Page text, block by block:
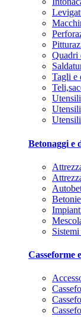
Quadri
Tagli e
Betonaggi e
Casseforme